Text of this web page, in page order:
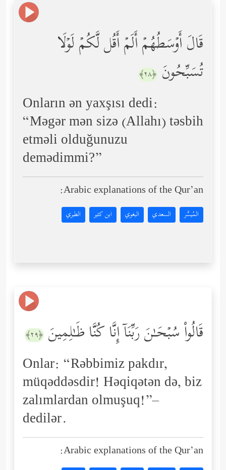
قَالَ أَوۡسَطُهُمۡ أَلَمۡ أَقُل لَّكُمۡ لَوۡلَا
تُسَبِّحُونَ ﴿٢٨﴾
Onların ən yaxşısı dedi:
“Məgər mən sizə (Allahı) təsbih
etməli olduğunuzu
demədimmi?”
Arabic explanations of the Qur’an:
المُيسَّر السعدي البغوي ابن كثير الطبري
قَالُواْ سُبۡحَـٰنَ رَبِّنَاۤ إِنَّا كُنَّا ظَـٰلِمِینَ ﴿٢٩﴾
Onlar: “Rəbbimiz pakdır,
müqəddəsdir! Həqiqətən də, biz
zalımlardan olmuşuq!”–
dedilər.
Arabic explanations of the Qur’an: